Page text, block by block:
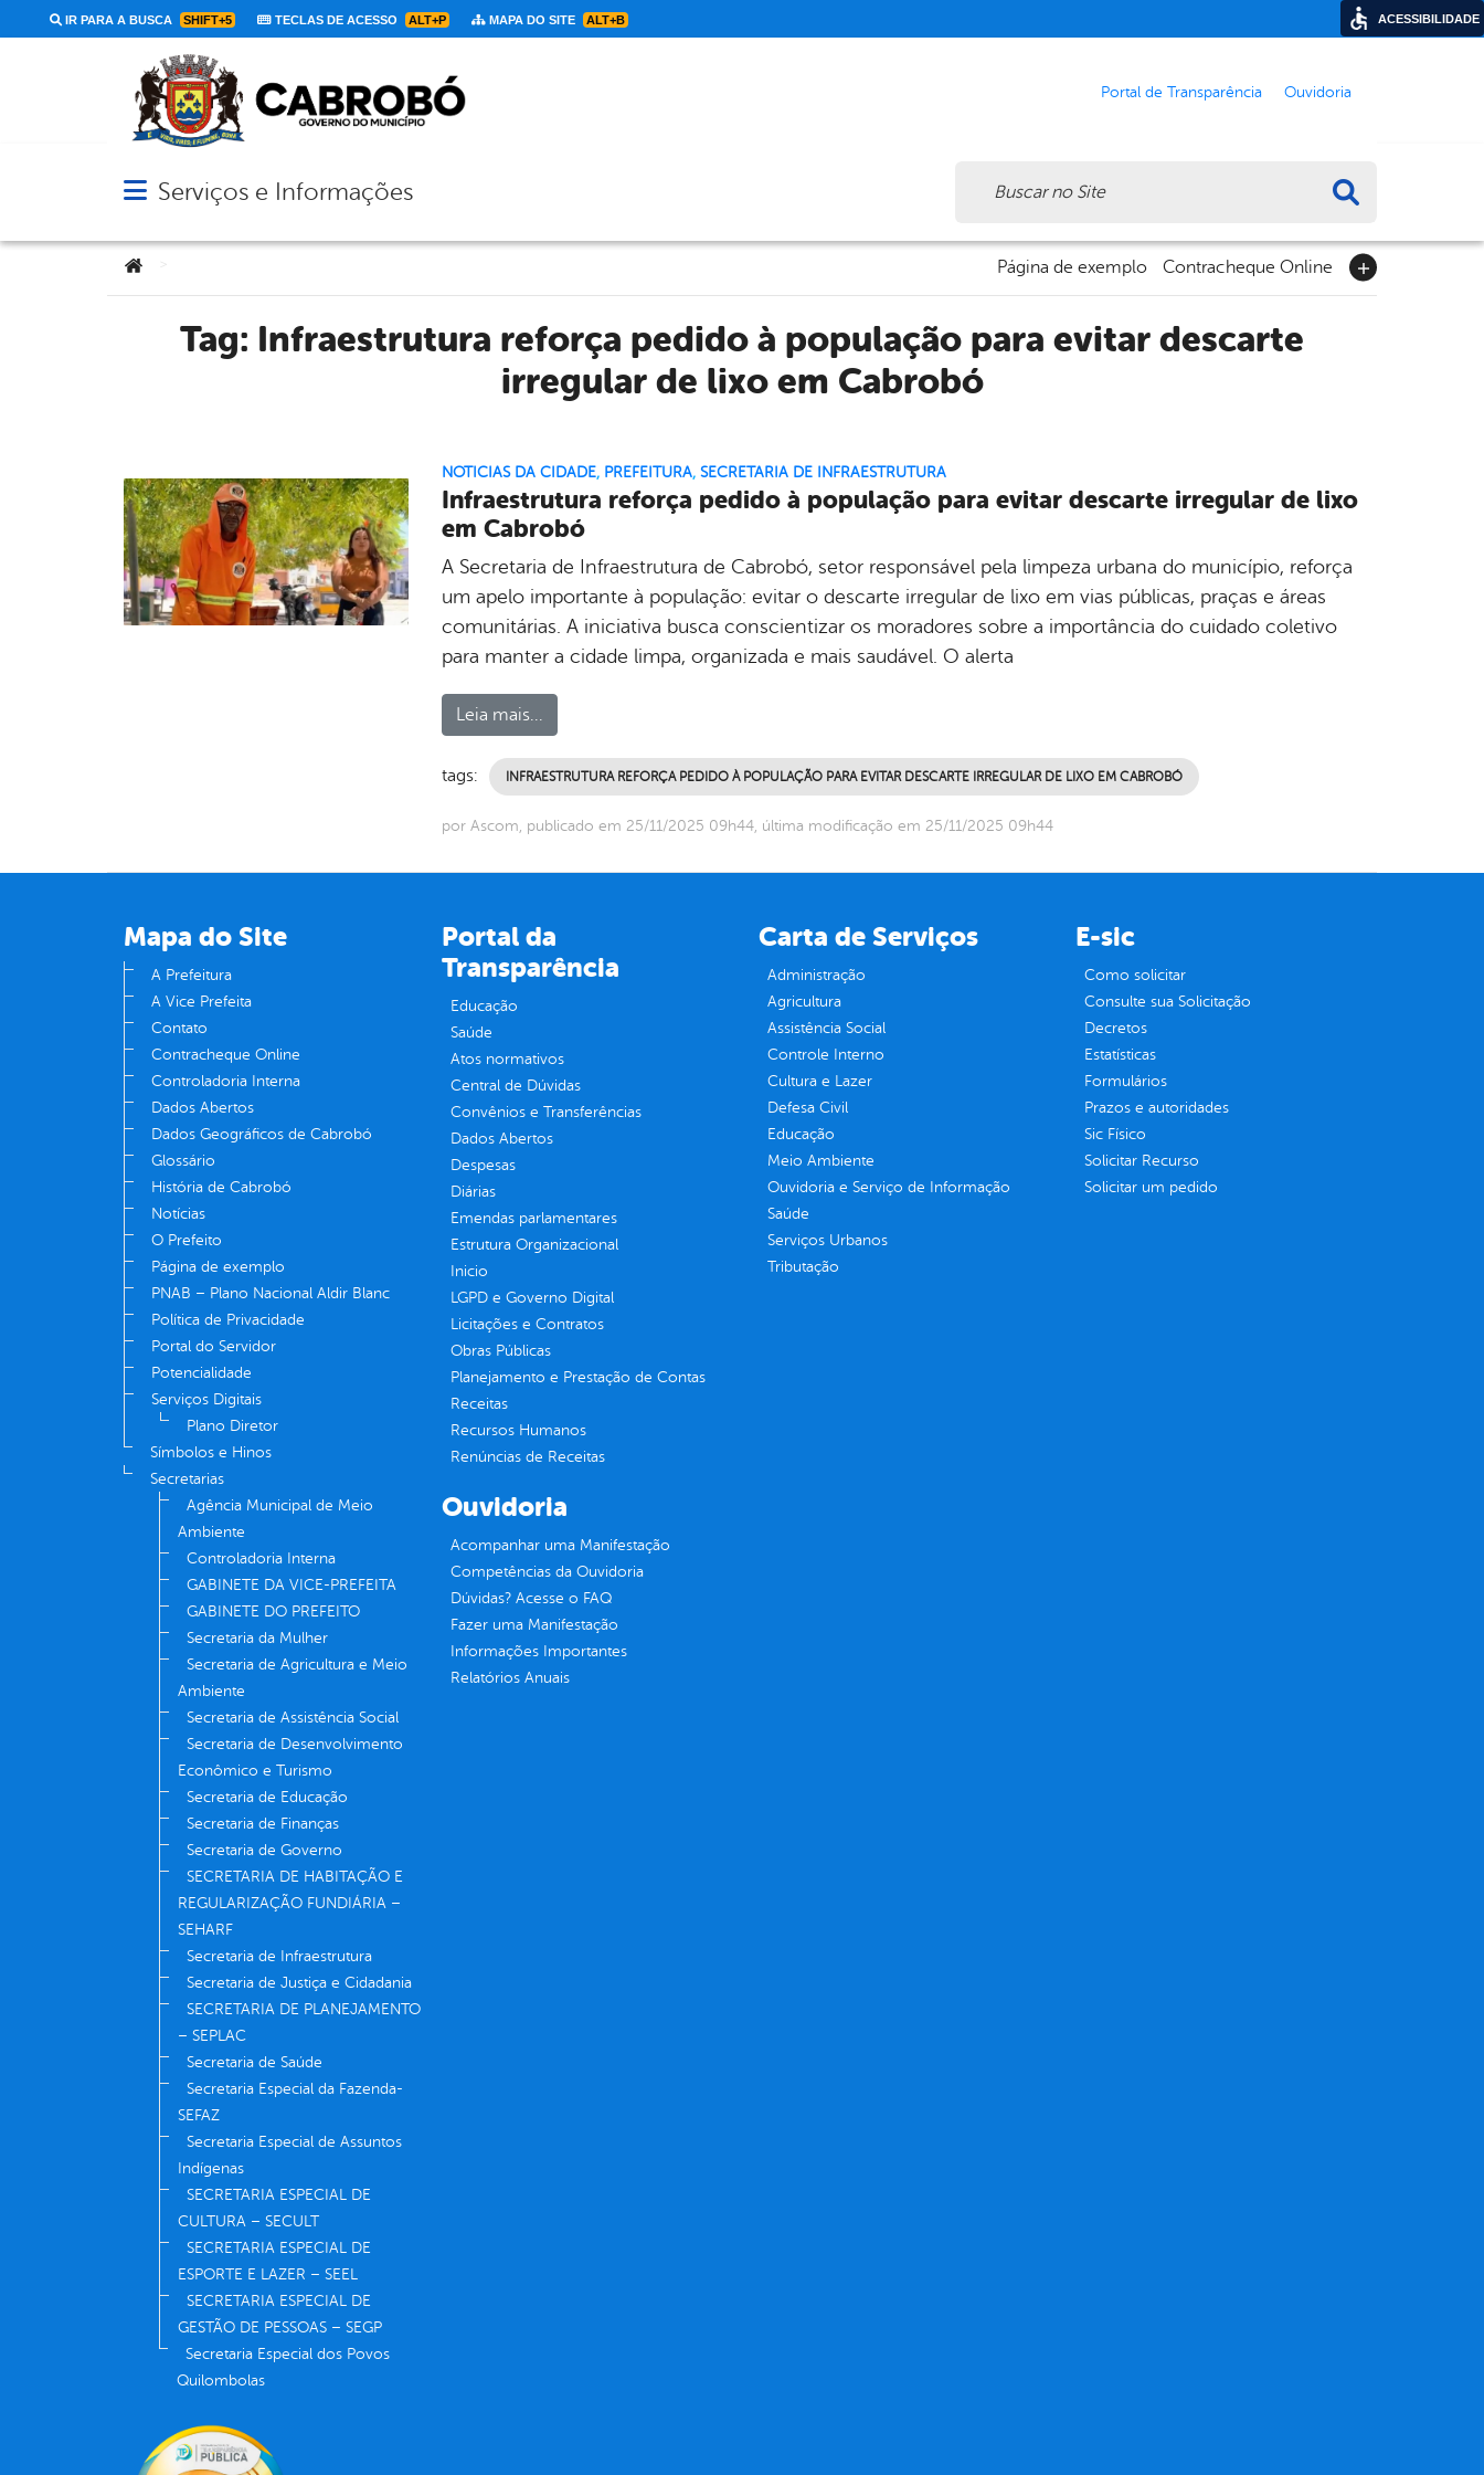
IR PARA A BUSCA SHIFT+5 TECLAS DE ACESSO ALT+P MAPA DO SITE ALT+B
Portal de Transparência Ouvidoria
Abrir menu principal de navegação
Serviços e Informações
Você está aqui: Página de exemplo Contracheque Online
Tag: Infraestrutura reforça pedido à população para evitar descarte
irregular de lixo em Cabrobó
NOTICIAS DA CIDADE, PREFEITURA, SECRETARIA DE INFRAESTRUTURA
Infraestrutura reforça pedido à população para evitar descarte irregular de lixo
em Cabrobó
A Secretaria de Infraestrutura de Cabrobó, setor responsável pela limpeza urbana do município, reforça
um apelo importante à população: evitar o descarte irregular de lixo em vias públicas, praças e áreas
comunitárias. A iniciativa busca conscientizar os moradores sobre a importância do cuidado coletivo
para manter a cidade limpa, organizada e mais saudável. O alerta
Leia mais...
tags: INFRAESTRUTURA REFORÇA PEDIDO À POPULAÇÃO PARA EVITAR DESCARTE IRREGULAR DE LIXO EM CABROBÓ
por Ascom, publicado em 25/11/2025 09h44, última modificação em 25/11/2025 09h44
Mapa do Site
A Prefeitura
A Vice Prefeita
Contato
Contracheque Online
Controladoria Interna
Dados Abertos
Dados Geográficos de Cabrobó
Glossário
História de Cabrobó
Notícias
O Prefeito
Página de exemplo
PNAB – Plano Nacional Aldir Blanc
Política de Privacidade
Portal do Servidor
Potencialidade
Serviços Digitais
Plano Diretor
Símbolos e Hinos
Secretarias
Agência Municipal de Meio
Ambiente
Controladoria Interna
GABINETE DA VICE-PREFEITA
GABINETE DO PREFEITO
Secretaria da Mulher
Secretaria de Agricultura e Meio
Ambiente
Secretaria de Assistência Social
Secretaria de Desenvolvimento
Econômico e Turismo
Secretaria de Educação
Secretaria de Finanças
Secretaria de Governo
SECRETARIA DE HABITAÇÃO E
REGULARIZAÇÃO FUNDIÁRIA –
SEHARF
Secretaria de Infraestrutura
Secretaria de Justiça e Cidadania
SECRETARIA DE PLANEJAMENTO
– SEPLAC
Secretaria de Saúde
Secretaria Especial da Fazenda-
SEFAZ
Secretaria Especial de Assuntos
Indígenas
SECRETARIA ESPECIAL DE
CULTURA – SECULT
SECRETARIA ESPECIAL DE
ESPORTE E LAZER – SEEL
SECRETARIA ESPECIAL DE
GESTÃO DE PESSOAS – SEGP
Secretaria Especial dos Povos
Quilombolas
Portal da
Transparência
Educação
Saúde
Atos normativos
Central de Dúvidas
Convênios e Transferências
Dados Abertos
Despesas
Diárias
Emendas parlamentares
Estrutura Organizacional
Inicio
LGPD e Governo Digital
Licitações e Contratos
Obras Públicas
Planejamento e Prestação de Contas
Receitas
Recursos Humanos
Renúncias de Receitas
Carta de Serviços
Administração
Agricultura
Assistência Social
Controle Interno
Cultura e Lazer
Defesa Civil
Educação
Meio Ambiente
Ouvidoria e Serviço de Informação
Saúde
Serviços Urbanos
Tributação
E-sic
Como solicitar
Consulte sua Solicitação
Decretos
Estatísticas
Formulários
Prazos e autoridades
Sic Físico
Solicitar Recurso
Solicitar um pedido
Ouvidoria
Acompanhar uma Manifestação
Competências da Ouvidoria
Dúvidas? Acesse o FAQ
Fazer uma Manifestação
Informações Importantes
Relatórios Anuais
ACESSIBILIDADE